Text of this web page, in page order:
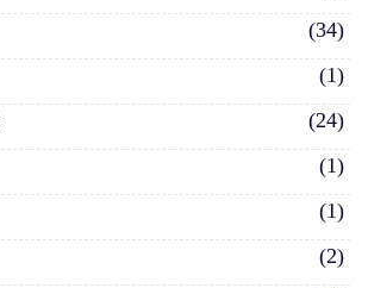
(34)
(1)
(24)
(1)
(1)
(2)